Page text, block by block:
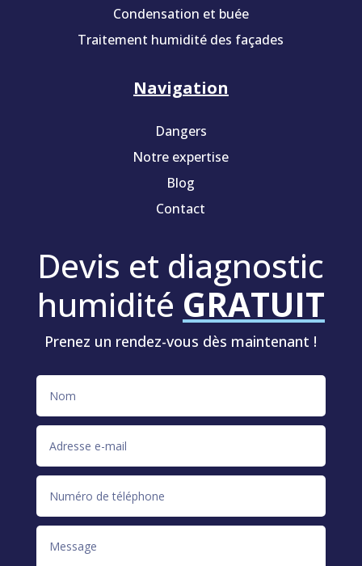
Condensation et buée
Traitement humidité des façades
Navigation
Dangers
Notre expertise
Blog
Contact
Devis et diagnostic
humidité GRATUIT
Prenez un rendez-vous dès maintenant !